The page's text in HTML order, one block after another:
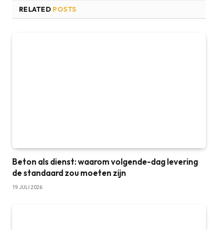
RELATED POSTS
Beton als dienst: waarom volgende-dag levering
de standaard zou moeten zijn
19 JULI 2026